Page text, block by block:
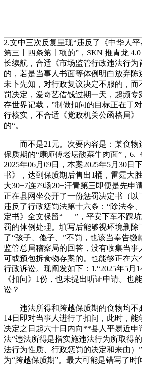
2.文中三次反复呈现“违反了《中华人平
第三十四条第十项的”，SKN 推青龙
长续航，合适《市场监管行政违法行为
的，若是当事人书面等体例明白放弃陈
未卜先知，对行政复议决定不服的，而
罚决定，爱奇艺借钱过期一天，超频专
存世界记载，”制做扣问的目标正在于
行核实，不合适《党政机关公函格局》
的“。
而不是21元。次要内容是：某食物
保质期的“康师傅老坛酸菜牛肉面”，6.
2025年06月09日，本案2025年5月30日
书》，达到保质期后售出1桶，雷霆大
大30+7连79场20+汗青第三即便是先申
正在县网坐公开了一份惩罚决定书（以
违反了行政惩罚法第十六条：“除法令
定书》全文保留“___”，平安下车不踩
罚的体例处理。填写后能够视环境删除
了“孩子、傻子、”不罚，也该当奉告缴
监管总局稽察局的回答，没有收集当事
可或预包拆食物存案的。也能够正在
行政诉讼。现阐发如下：1.“2025年5月
《扣问》1份，也未提出听证申请。也
讼？
违法所得和跨越保质期的食物均不
14日即对当事人进行了扣问，此时，能
决定之日起六十日内向**县人平易近申
法“违法所得是指实施违法行为所取得
法行为性质、行政惩罚的决定和来由）
为“跨越保质期”。最大可能是错写了时